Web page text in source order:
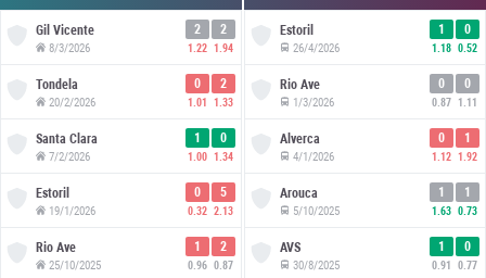
Gil Vicente
8/3/2026
2
1.22
2
1.94
Tondela
20/2/2026
0
1.01
2
1.33
Santa Clara
7/2/2026
1
1.00
0
1.34
Estoril
19/1/2026
0
0.32
5
2.13
Rio Ave
25/10/2025
1
0.96
2
0.87
Estoril
26/4/2026
1
1.18
0
0.52
Rio Ave
1/3/2026
0
0.87
0
1.11
Alverca
4/1/2026
0
1.12
1
1.92
Arouca
5/10/2025
1
1.63
1
0.73
AVS
30/8/2025
1
0.91
0
0.77